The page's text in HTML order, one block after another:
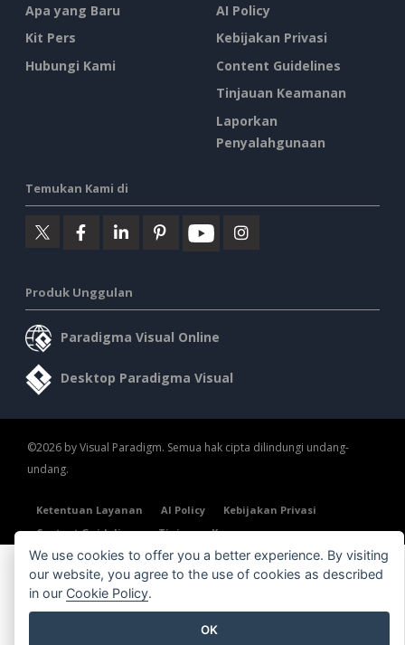
Apa yang Baru
Kit Pers
Hubungi Kami
AI Policy
Kebijakan Privasi
Content Guidelines
Tinjauan Keamanan
Laporkan
Penyalahgunaan
Temukan Kami di
Produk Unggulan
Paradigma Visual Online
Desktop Paradigma Visual
©2026 by Visual Paradigm. Semua hak cipta dilindungi undang-
undang.
Ketentuan Layanan AI Policy
Kebijakan Privasi
Content Guidelines
Tinjauan Keamanan
We use cookies to offer you a better experience. By visiting
our website, you agree to the use of cookies as described
in our Cookie Policy.
OK